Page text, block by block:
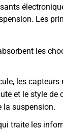
Les
les
les
et le style de
la suspension.
traite les